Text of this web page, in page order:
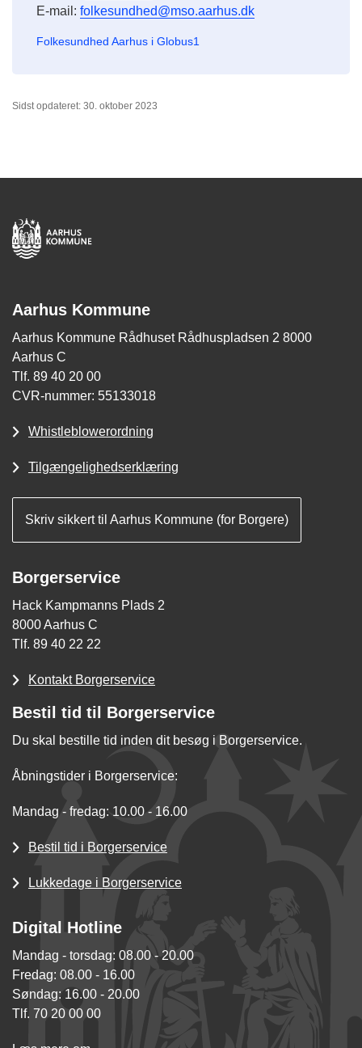
E-mail: folkesundhed@mso.aarhus.dk
Folkesundhed Aarhus i Globus1
Sidst opdateret: 30. oktober 2023
Aarhus Kommune
Aarhus Kommune Rådhuset Rådhuspladsen 2 8000
Aarhus C
Tlf. 89 40 20 00
CVR-nummer: 55133018
Whistleblowerordning
Tilgængelighedserklæring
Skriv sikkert til Aarhus Kommune (for Borgere)
Borgerservice
Hack Kampmanns Plads 2
8000 Aarhus C
Tlf. 89 40 22 22
Kontakt Borgerservice
Bestil tid til Borgerservice
Du skal bestille tid inden dit besøg i Borgerservice.
Åbningstider i Borgerservice:
Mandag - fredag: 10.00 - 16.00
Bestil tid i Borgerservice
Lukkedage i Borgerservice
Digital Hotline
Mandag - torsdag: 08.00 - 20.00
Fredag: 08.00 - 16.00
Søndag: 16.00 - 20.00
Tlf. 70 20 00 00